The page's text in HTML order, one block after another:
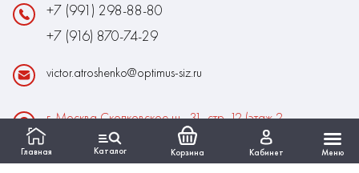
Главная Каталог Корзина Кабинет Меню
+7 (991) 298-88-80
+7 (916) 870-74-29
victor.atroshenko@optimus-siz.ru
г. Москва Сколковское ш., 31, стр. 12 (этаж 2,
помещение 22)
Время работы: